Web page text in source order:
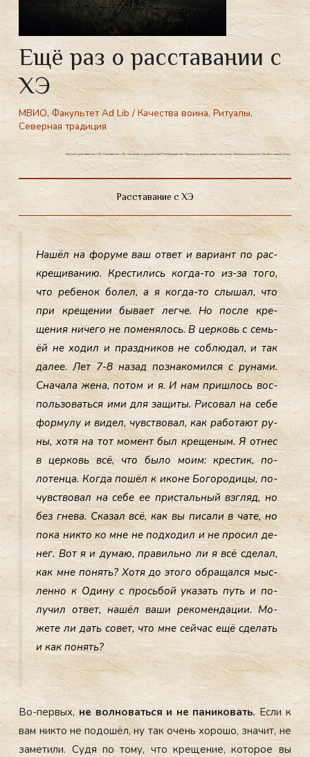
Ещё раз о расставании с
ХЭ
МВИО,Факультет Ad Lib/Качества воина,Ритуалы,
Северная традиция
Ещё раз о расставании с ХЭ. Расставание с ХЭ. Как выйти из христианства? Раскрещивание. Переход от христианства к язычеству. Откупиться от религии. Прийти к своему богу.
Расставание с ХЭ
На­шёл на фо­руме ваш от­вет и ва­ри­ант по рас­
кре­щива­нию. Крес­ти­лись ког­да-то из-за то­го,
что ре­бенок бо­лел, а я ког­да-то слы­шал, что
при кре­щении бы­ва­ет лег­че. Но пос­ле кре­
щения ни­чего не по­меня­лось. В цер­ковь с семь­
ёй не хо­дил и праз­дни­ков не соб­лю­дал, и так
да­лее. Лет 7-8 на­зад поз­на­комил­ся с ру­нами.
Сна­чала же­на, по­том и я. И нам приш­лось вос­
поль­зо­вать­ся ими для за­щиты. Ри­совал на се­бе
фор­му­лу и ви­дел, чувс­тво­вал, как ра­бота­ют ру­
ны, хо­тя на тот мо­мент был кре­щеным. Я от­нес
в цер­ковь всё, что бы­ло мо­им: крес­тик, по­
лотен­ца. Ког­да по­шёл к ико­не Бо­горо­дицы, по­
чувс­тво­вал на се­бе ее прис­таль­ный взгляд, но
без гне­ва. Ска­зал всё, как вы пи­сали в ча­те, но
по­ка ник­то ко мне не под­хо­дил и не про­сил де­
нег. Вот я и ду­маю, пра­виль­но ли я всё сде­лал,
как мне по­нять? Хо­тя до это­го об­ра­щал­ся мыс­
ленно к Оди­ну с прось­бой ука­зать путь и по­
лучил от­вет, на­шёл ва­ши ре­комен­да­ции. Мо­
жете ли дать со­вет, что мне сей­час ещё сде­лать
и как по­нять?
Во-пер­вых,не вол­но­вать­ся и не па­нико­вать. Ес­ли к
вам ник­то не по­дошёл, ну так очень хо­рошо, зна­чит, не
за­мети­ли. Су­дя по то­му, что кре­щение, ко­торое вы